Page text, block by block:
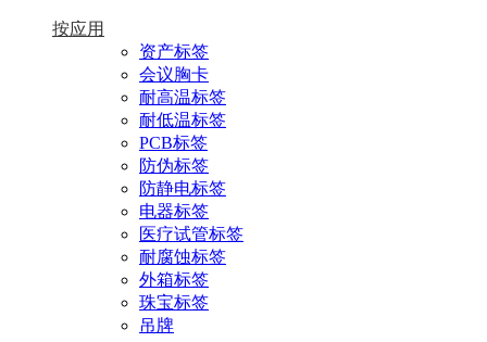
按应用
资产标签
会议胸卡
耐高温标签
耐低温标签
PCB标签
防伪标签
防静电标签
电器标签
医疗试管标签
耐腐蚀标签
外箱标签
珠宝标签
吊牌